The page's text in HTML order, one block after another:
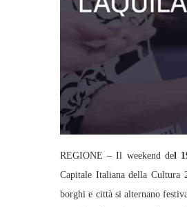
REGIONE – Il weekend del
Capitale Italiana della Cultura
borghi e città si alternano